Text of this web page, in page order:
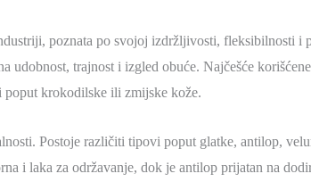
poznata po svojoj izdržljivosti, fleksibilnosti i
udobnost, trajnost i izgled obuće. Najčešće
poput krokodilske ili zmijske kože.
Postoje različiti tipovi poput glatke, antilop,
i laka za održavanje, dok je antilop prijatan na